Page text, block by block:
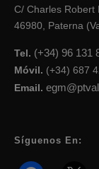
C/ Charles Robert
46980, Paterna
Tel. (+34) 96 131
Móvil. (+34) 687
Email.
Síguenos En: